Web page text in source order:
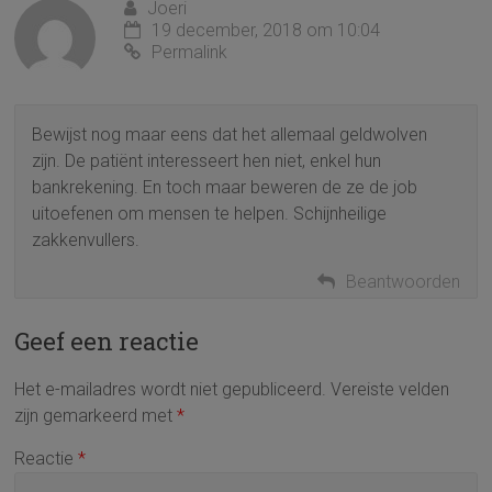
Joeri
19 december, 2018 om 10:04
Permalink
Bewijst nog maar eens dat het allemaal geldwolven
zijn. De patiënt interesseert hen niet, enkel hun
bankrekening. En toch maar beweren de ze de job
uitoefenen om mensen te helpen. Schijnheilige
zakkenvullers.
Beantwoorden
Geef een reactie
Het e-mailadres wordt niet gepubliceerd. Vereiste velden
zijn gemarkeerd met*
Reactie*